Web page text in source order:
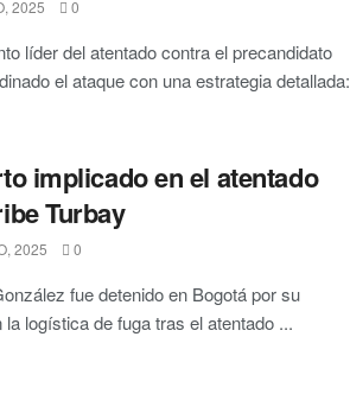
2025 0
líder del atentado contra el precandidato
el ataque con una estrategia detallada:
implicado en el atentado
Turbay
2025 0
fue detenido en Bogotá por su
logística de fuga tras el atentado ...